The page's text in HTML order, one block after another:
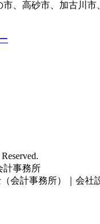
計事務所
会計事務所）｜会社